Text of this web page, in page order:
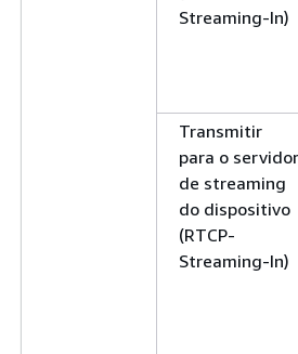
Streaming-In)
Transmitir
para o servidor
de streaming
do dispositivo
(RTCP-
Streaming-In)